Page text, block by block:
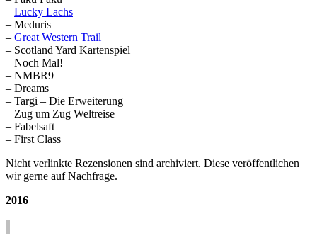
– Lucky Lachs
– Meduris
– Great Western Trail
– Scotland Yard Kartenspiel
– Noch Mal!
– NMBR9
– Dreams
– Targi – Die Erweiterung
– Zug um Zug Weltreise
– Fabelsaft
– First Class
Nicht verlinkte Rezensionen sind archiviert. Diese veröffentlichen
wir gerne auf Nachfrage.
2016